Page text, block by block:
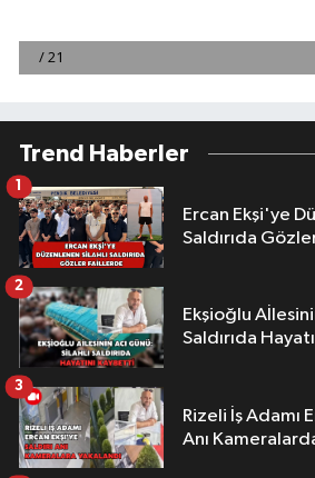
Trend Haberler
Ercan Ekşi'ye Düzenlenen Silahlı
Saldırıda
1
Ekşioğlu
Saldırıda
2
Rizeli İş Adamı
Anı
3